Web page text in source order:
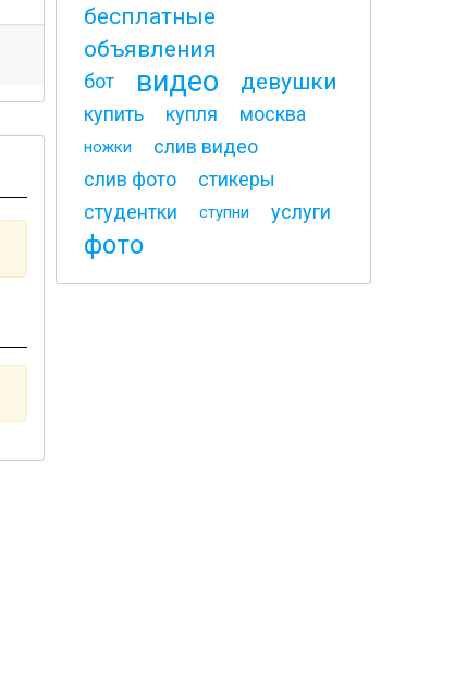
бесплатные
объявления
бот видео девушки
купить купля москва
ножки
слив видео
слив фото
стикеры
студентки
ступни услуги
фото